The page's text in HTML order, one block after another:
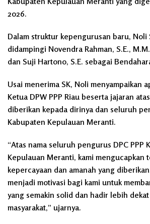
2026.
Dalam struktur kepengurusan baru, Noli
didampingi Novendra Rahman, S.E.,
dan Suji Hartono, S.E. sebagai
Usai menerima SK, Noli menyampaikan
Ketua DPW PPP Riau beserta jajaran
diberikan kepada dirinya dan seluruh
Kabupaten Kepulauan Meranti.
“Atas nama seluruh pengurus DPC PPP
Kepulauan Meranti, kami mengucapkan
kepercayaan dan amanah yang
menjadi motivasi bagi kami untuk
yang semakin solid dan hadir lebih
masyarakat,” ujarnya.